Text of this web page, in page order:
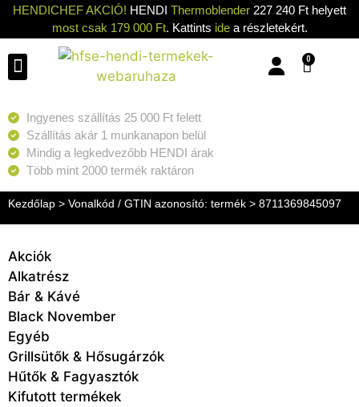
HENDICHEF AKCIÓ! HENDI Thermoblender 227 240 Ft helyett
most csak 179 000 Ft. Kattints idea részletekért.
0
Ingyenes szállítás 25 000 Ft felett
Szállítás akár 1 munkanapon belül
Mindig a legkedvezőbb HENDI árak
Több mint 2000 termék raktáron
Kezdőlap > Vonalkód / GTIN azonosító: termék > 8711369845097
Akciók
Alkatrész
Bár & Kávé
Black November
Egyéb
Grillsütők & Hősugárzók
Hűtők & Fagyasztók
Kifutott termékek